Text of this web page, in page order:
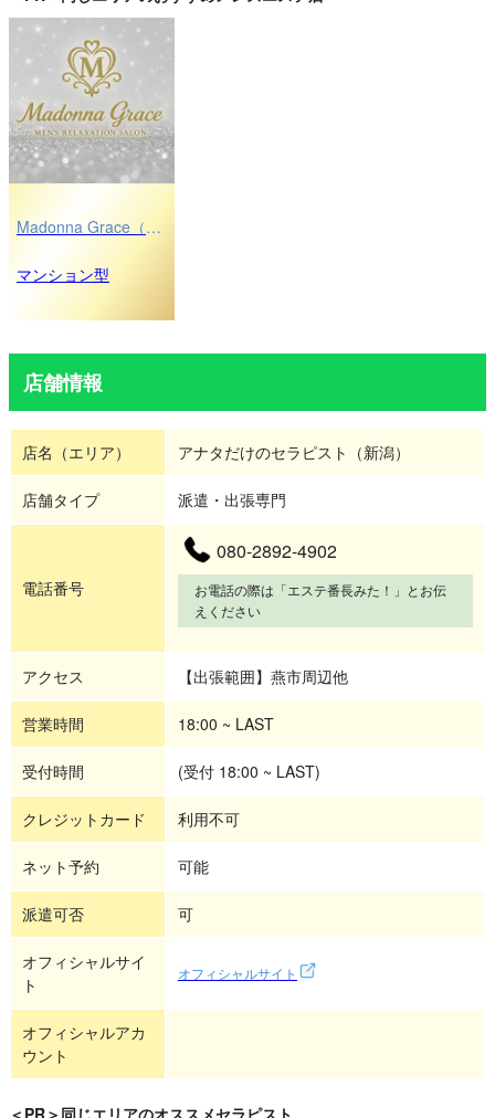
Madonna Grace（マドンナグレイス）
マンション型
店舗情報
店名（エリア） アナタだけのセラピスト（新潟）
店舗タイプ 派遣・出張専門
電話番号
080-2892-4902
お電話の際は「エステ番長みた！」とお伝
えください
アクセス 【出張範囲】燕市周辺他
営業時間 18:00 ~ LAST
受付時間 (受付 18:00 ~ LAST)
クレジットカード 利用不可
ネット予約 可能
派遣可否 可
オフィシャルサイ
ト
オフィシャルサイト
オフィシャルアカ
ウント